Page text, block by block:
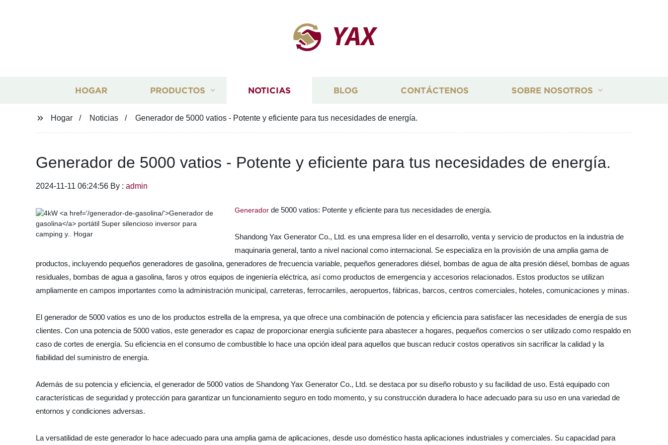
YAX
HOGAR PRODUCTOS NOTICIAS BLOG CONTÁCTENOS SOBRE NOSOTROS
Hogar Noticias Generador de 5000 vatios - Potente y eficiente para tus necesidades de energía.
Generador de 5000 vatios - Potente y eficiente para tus necesidades de energía.
2024-11-11 06:24:56 By : admin
Generador de 5000 vatios: Potente y eficiente para tus necesidades de energía.
Shandong Yax Generator Co., Ltd. es una empresa líder en el desarrollo, venta y servicio de productos en la industria de
maquinaria general, tanto a nivel nacional como internacional. Se especializa en la provisión de una amplia gama de
productos, incluyendo pequeños generadores de gasolina, generadores de frecuencia variable, pequeños generadores diésel, bombas de agua de alta presión diésel, bombas de aguas
residuales, bombas de agua a gasolina, faros y otros equipos de ingeniería eléctrica, así como productos de emergencia y accesorios relacionados. Estos productos se utilizan
ampliamente en campos importantes como la administración municipal, carreteras, ferrocarriles, aeropuertos, fábricas, barcos, centros comerciales, hoteles, comunicaciones y minas.
El generador de 5000 vatios es uno de los productos estrella de la empresa, ya que ofrece una combinación de potencia y eficiencia para satisfacer las necesidades de energía de sus
clientes. Con una potencia de 5000 vatios, este generador es capaz de proporcionar energía suficiente para abastecer a hogares, pequeños comercios o ser utilizado como respaldo en
caso de cortes de energía. Su eficiencia en el consumo de combustible lo hace una opción ideal para aquellos que buscan reducir costos operativos sin sacrificar la calidad y la
fiabilidad del suministro de energía.
Además de su potencia y eficiencia, el generador de 5000 vatios de Shandong Yax Generator Co., Ltd. se destaca por su diseño robusto y su facilidad de uso. Está equipado con
características de seguridad y protección para garantizar un funcionamiento seguro en todo momento, y su construcción duradera lo hace adecuado para su uso en una variedad de
entornos y condiciones adversas.
La versatilidad de este generador lo hace adecuado para una amplia gama de aplicaciones, desde uso doméstico hasta aplicaciones industriales y comerciales. Su capacidad para